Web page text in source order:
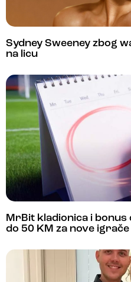
Sydney Sweeney zbog
na licu
MrBit kladionica i
do 50 KM za nove igrače